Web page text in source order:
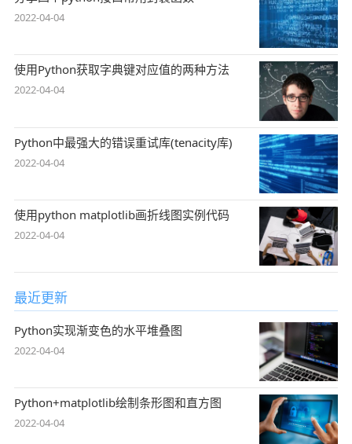
2022-04-04
使用Python获取字典键对应值的两种方法
2022-04-04
Python中最强大的错误重试库(tenacity库)
2022-04-04
使用python matplotlib画折线图实例代码
2022-04-04
最近更新
Python实现渐变色的水平堆叠图
2022-04-04
Python+matplotlib绘制条形图和直方图
2022-04-04